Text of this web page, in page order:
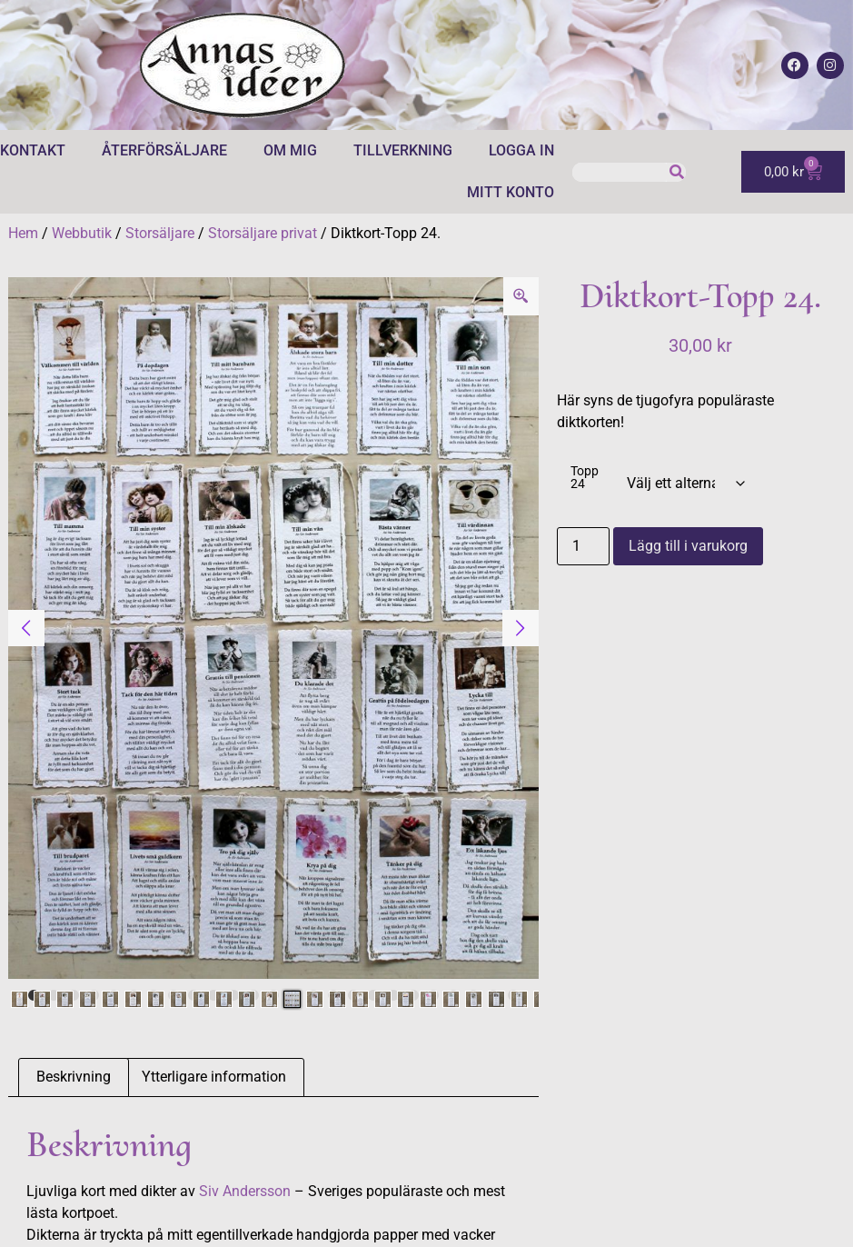
KONTAKT ÅTERFÖRSÄLJARE OM MIG TILLVERKNING LOGGA IN
MITT KONTO
0,00 kr 0
Hem / Webbutik/ Storsäljare/ Storsäljare privat/ Diktkort-Topp 24.
Beskrivning Ytterligare information
Beskrivning
Ljuvliga kort med dikter av Siv Andersson – Sveriges populäraste och mest
lästa kortpoet.
Dikterna är tryckta på mitt egentillverkade handgjorda papper med vacker
Diktkort-Topp 24.
30,00 kr
Här syns de tjugofyra populäraste
diktkorten!
Topp
24
Lägg till i varukorg